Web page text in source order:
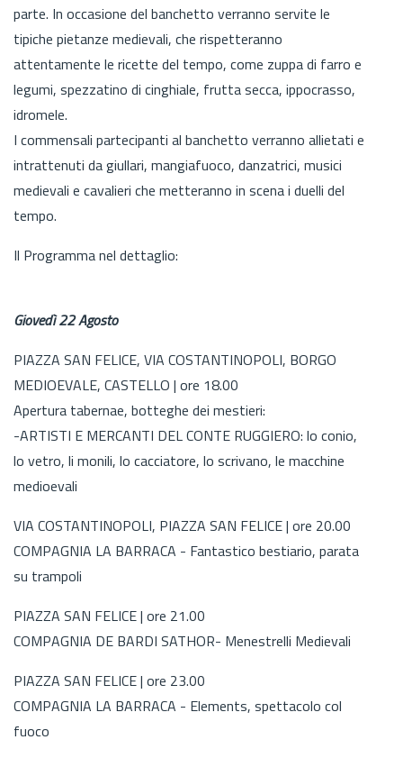
parte. In occasione del banchetto verranno servite le
tipiche pietanze medievali, che rispetteranno
attentamente le ricette del tempo, come zuppa di farro e
legumi, spezzatino di cinghiale, frutta secca, ippocrasso,
idromele.
I commensali partecipanti al banchetto verranno allietati e
intrattenuti da giullari, mangiafuoco, danzatrici, musici
medievali e cavalieri che metteranno in scena i duelli del
tempo.
Il Programma nel dettaglio:
Giovedì 22 Agosto
PIAZZA SAN FELICE, VIA COSTANTINOPOLI, BORGO
MEDIOEVALE, CASTELLO | ore 18.00
Apertura tabernae, botteghe dei mestieri:
-ARTISTI E MERCANTI DEL CONTE RUGGIERO: lo conio,
lo vetro, li monili, lo cacciatore, lo scrivano, le macchine
medioevali
VIA COSTANTINOPOLI, PIAZZA SAN FELICE | ore 20.00
COMPAGNIA LA BARRACA - Fantastico bestiario, parata
su trampoli
PIAZZA SAN FELICE | ore 21.00
COMPAGNIA DE BARDI SATHOR- Menestrelli Medievali
PIAZZA SAN FELICE | ore 23.00
COMPAGNIA LA BARRACA - Elements, spettacolo col
fuoco